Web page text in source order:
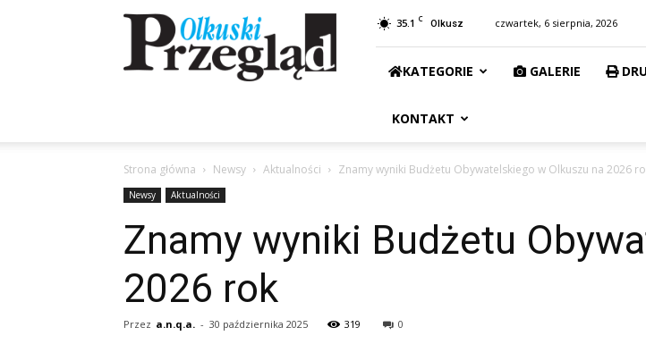
Przegląd
Olkuski
35.1 C Olkusz czwartek, 6 sierpnia, 2026
KATEGORIE GALERIE
KONTAKT
Strona główna Newsy Aktualności Znamy wyniki Budżetu Obywatelskiego w Olkuszu na 2026
Newsy Aktualności
Znamy wyniki Budżetu
2026 rok
Przez a.n.q.a. - 30 października 2025 319 0